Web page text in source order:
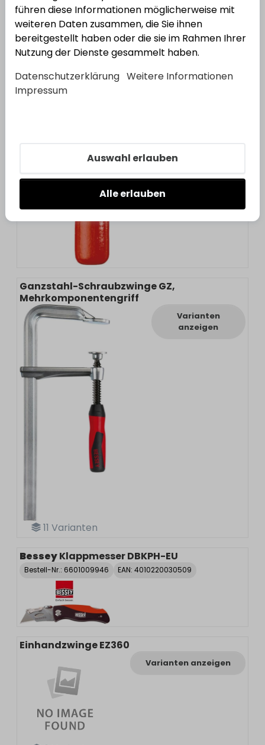
11 Varianten
Ganzstahl-Schraubzwinge GZ,
Mehrkomponentengriff
Varianten
anzeigen
BesseyKlappmesser DBKPH-EU
Bestell-Nr.: 6601009946 EAN: 4010220030509
Einhandzwinge EZ360
Varianten anzeigen
führen diese Informationen möglicherweise mit
weiteren Daten zusammen, die Sie ihnen
bereitgestellt haben oder die sie im Rahmen Ihrer
Nutzung der Dienste gesammelt haben.
Datenschutzerklärung Weitere Informationen
Impressum
Auswahl erlauben
Alle erlauben